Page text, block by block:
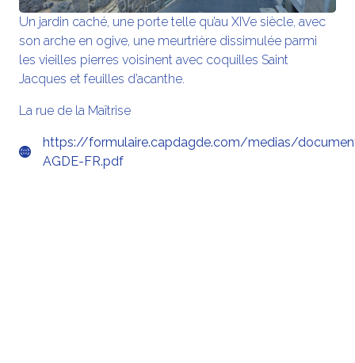
Un jardin caché, une porte telle qu’au XIVe siècle, avec
son arche en ogive, une meurtrière dissimulée parmi
les vieilles pierres voisinent avec coquilles Saint
Jacques et feuilles d’acanthe.
La rue de la Maîtrise
https://formulaire.capdagde.com/medias/
AGDE-FR.pdf